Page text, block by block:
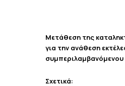
Μετάθεση της
για την ανάθεση
Σχετικά: